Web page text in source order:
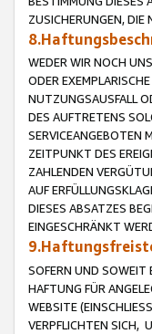
ZUSICHERUNGEN, DIE
WEDER WIR NOCH
ODER
NUTZUNGSAUSFALL
DES AUFTRETENS
SERVICEANGEBOTEN
ZEITPUNKT DES
ZAHLENDEN
AUF
DIESES ABSATZES
EINGESCHRÄNKT
SOFERN UND SOWEIT
HAFTUNG FÜR
WEBSITE
VERPFLICHTEN SICH,